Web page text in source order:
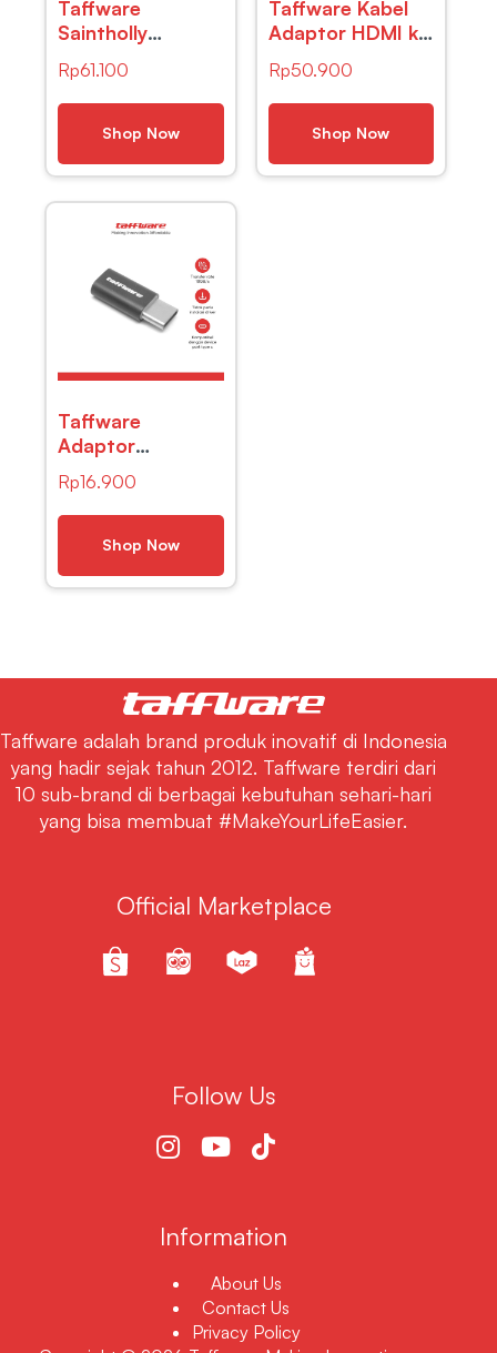
Taffware
Saintholly
HDMI Adaptor
1080P – ST-218
Rp61.100
Shop Now
Taffware Kabel
Adaptor HDMI ke
Dengan Port
Audio 1080p –
HD008
Rp50.900
Shop Now
Taffware
Adaptor
Konverter High
Speed OTG Micro
USB to USB Type
C 3.1 – US189
Rp16.900
Shop Now
Taffware adalah brand produk inovatif di Indonesia
yang hadir sejak tahun 2012. Taffware terdiri dari
10 sub-brand di berbagai kebutuhan sehari-hari
yang bisa membuat #MakeYourLifeEasier.
Official Marketplace
Follow Us
Information
About Us
Contact Us
Privacy Policy